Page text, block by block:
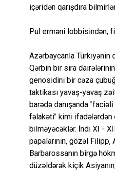
içəridən qarışdıra
Pul erməni lobbisindən,
Azərbaycanla Türkiyənin
Qərbin bir sıra
genosidini bir cəza
taktikası yavaş-yavaş
barədə danışanda "faciəli
fəlakəti" kimi ifadələrdən
bilməyəcəklər. İndi XI -
papalarının, gözəl
Barbarossanın birgə
düzəldərək kiçik